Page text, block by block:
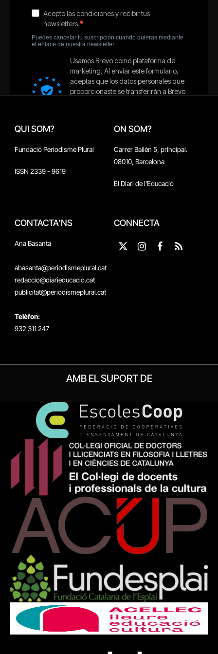
QUI SOM?
Fundació Periodisme Plural
ISSN 2339 - 9619
ON SOM?
Carrer Bailén 5, principal.
08010, Barcelona
El Diari de l'Educació
CONTACTA'NS
Ana Basanta
abasanta@periodismeplural.cat
redaccio@diarieducacio.cat
publicitat@periodismeplural.cat
Telèfon:
932 311 247
CONNECTA
X
Instagram
Facebook
RSS
AMB EL SUPORT DE